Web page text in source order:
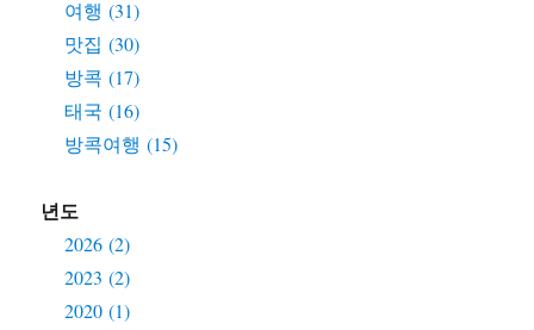
여행 (31)
맛집 (30)
방콕 (17)
태국 (16)
방콕여행 (15)
년도
2026 (2)
2023 (2)
2020 (1)